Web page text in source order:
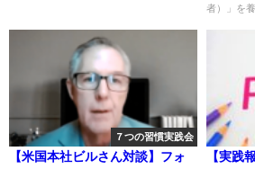
者）」を
７つの習慣実践会
【米国本社ビルさん対談】フォ
【実践